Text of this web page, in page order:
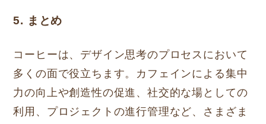
5. まとめ
コーヒーは、デザイン思考のプロセスにおいて
多くの面で役立ちます。カフェインによる集中
力の向上や創造性の促進、社交的な場としての
利用、プロジェクトの進行管理など、さまざま